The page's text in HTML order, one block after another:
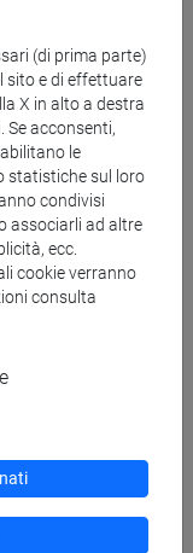
(di prima parte)
sito e di effettuare
X in alto a destra
Se acconsenti,
le
statistiche sul loro
condivisi
associarli ad altre
ecc.
cookie verranno
consulta